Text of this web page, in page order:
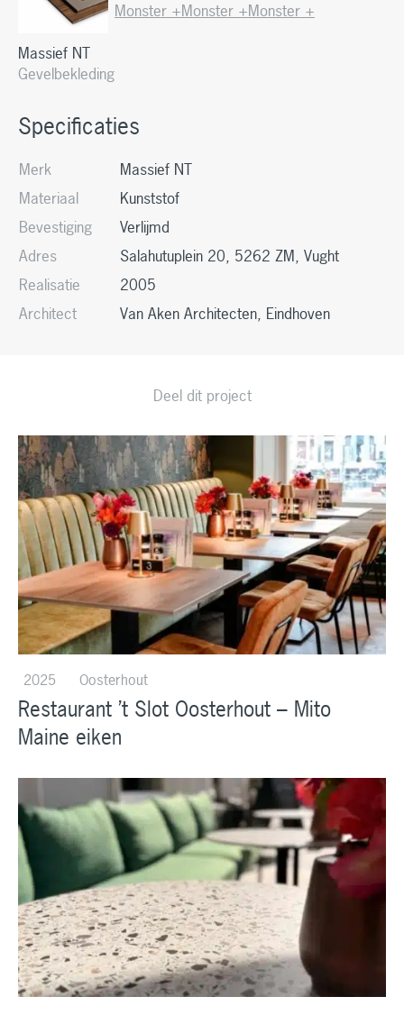
Massief NT
Gevelbekleding
Monster +Monster +Monster +
Specificaties
Merk
Massief NT
Materiaal
Kunststof
Bevestiging
Verlijmd
Adres
Salahutuplein 20, 5262 ZM, Vught
Realisatie
2005
Architect
Van Aken Architecten, Eindhoven
Deel dit project
2025 Oosterhout
Restaurant ’t Slot Oosterhout – Mito
Maine eiken